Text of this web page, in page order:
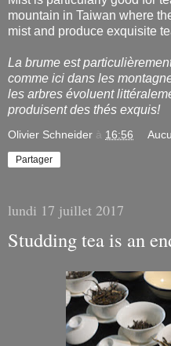
mountain in Taiwan where
mist and produce exquisite
La brume est
comme ici dans les
les arbres évoluent
produisent des thés exquis!
Olivier Schneider à 16:56
Partager
lundi 17 juillet 2017
Studding tea is an